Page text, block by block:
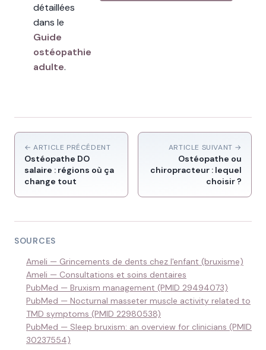
détaillées
dans le
Guide
ostéopathie
adulte.
← ARTICLE PRÉCÉDENT
Ostéopathe DO
salaire : régions où ça
change tout
ARTICLE SUIVANT →
Ostéopathe ou
chiropracteur : lequel
choisir ?
SOURCES
Ameli — Grincements de dents chez l'enfant (bruxisme)
Ameli — Consultations et soins dentaires
PubMed — Bruxism management (PMID 29494073)
PubMed — Nocturnal masseter muscle activity related to
TMD symptoms (PMID 22980538)
PubMed — Sleep bruxism: an overview for clinicians (PMID
30237554)